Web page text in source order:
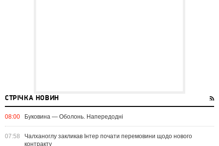
СТРІЧКА НОВИН
08:00 Буковина — Оболонь. Напередодні
07:58
Чалханоглу закликав Інтер почати перемовини щодо нового
контракту